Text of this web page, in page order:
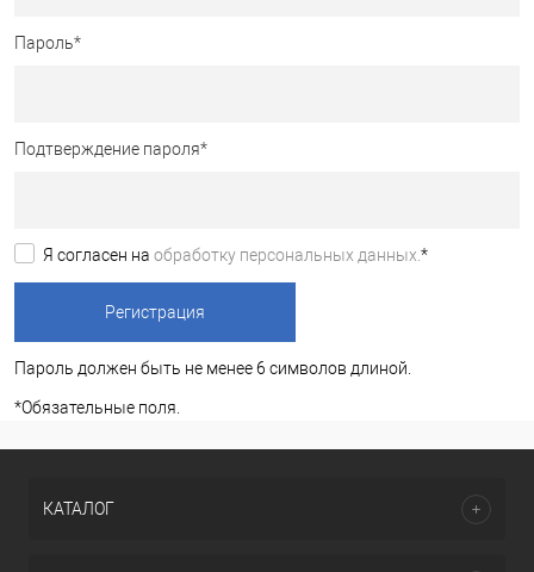
Пароль*
Подтверждение пароля*
Я согласен на обработку персональных данных. *
Пароль должен быть не менее 6 символов длиной.
*Обязательные поля.
КАТАЛОГ